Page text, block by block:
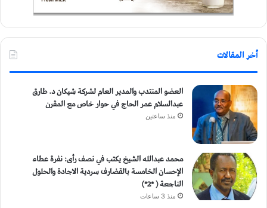
أخر المقالات
العضو المنتدب والمدير العام لشركة شيكان د. طارق
عبدالسلام عمر الحاج في حوار خاص مع المقرن
منذ ساعتين
محمد عبدالله الشيخ يكتب في نصف رأى: نفرة عطاء
الإحسان الخامسة بالقضارف سردية الاجادة والحلول
الناجعة ( *2*)
منذ 3 ساعات